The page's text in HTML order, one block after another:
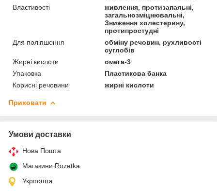
Властивості
живлення, протизапальні,
загальнозміцнювальні,
Зниження холестерину,
протипростудні
Для поліпшення
обміну речовин, рухливості
суглобів
Жирні кислоти
омега-3
Упаковка
Пластикова банка
Корисні речовини
жирні кислоти
Приховати
Умови доставки
Нова Пошта
Магазини Rozetka
Укрпошта